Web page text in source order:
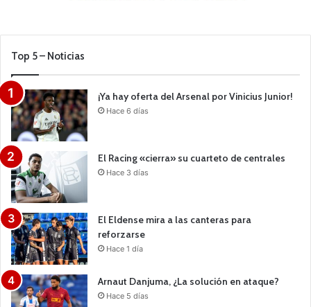
Top 5 – Noticias
¡Ya hay oferta del Arsenal por Vinicius Junior!
Hace 6 días
El Racing «cierra» su cuarteto de centrales
Hace 3 días
El Eldense mira a las canteras para
reforzarse
Hace 1 día
Arnaut Danjuma, ¿La solución en ataque?
Hace 5 días